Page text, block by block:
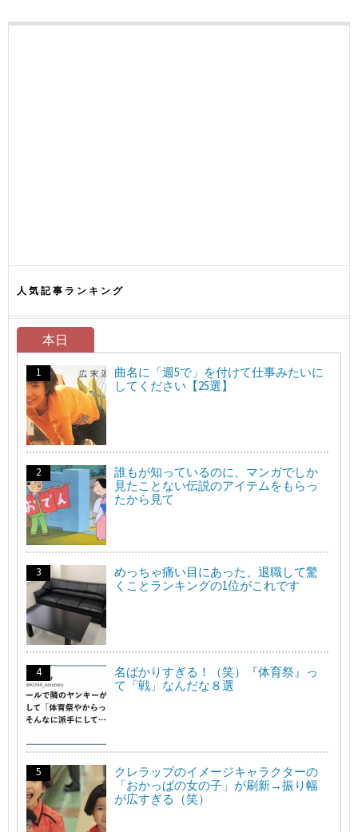
人気記事ランキング
本日
曲名に「週5で」を付けて仕事みたいに
してください【25選】
誰もが知っているのに、マンガでしか
見たことない伝説のアイテムをもらっ
たから見て
めっちゃ痛い目にあった、退職して驚
くことランキングの1位がこれです
名ばかりすぎる！（笑）『体育祭』っ
て「戦」なんだな８選
クレラップのイメージキャラクターの
「おかっぱの女の子」が刷新→振り幅
が広すぎる（笑）